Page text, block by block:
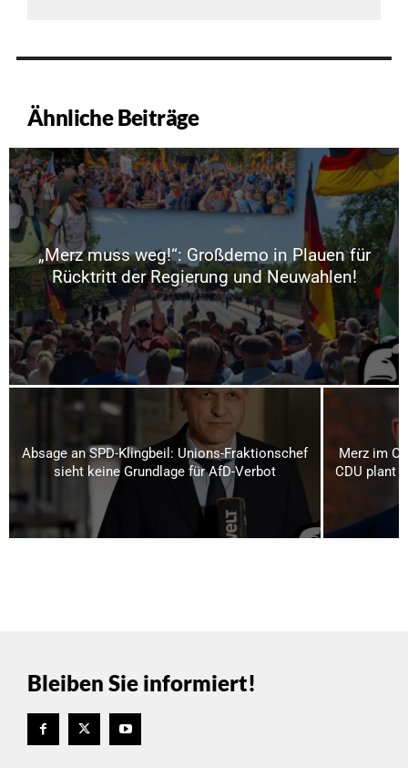
Ähnliche Beiträge
„Merz muss weg!“: Großdemo in Plauen für
Rücktritt der Regierung und Neuwahlen!
Absage an SPD-Klingbeil: Unions-Fraktionschef
sieht keine Grundlage für AfD-Verbot
Merz im
CDU plant
Bleiben Sie informiert!